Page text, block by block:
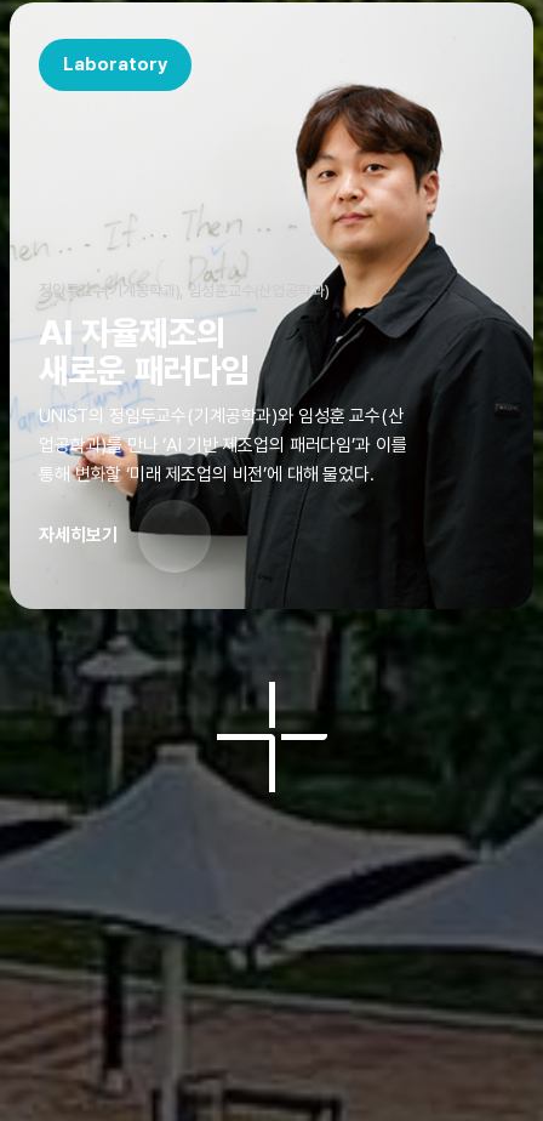
Laboratory
정임두교수(기계공학과), 임성훈교수(산업공학과)
AI 자율제조의
새로운 패러다임
UNIST의 정임두교수(기계공학과)와 임성훈 교수(산
업공학과)를 만나 ‘AI 기반 제조업의 패러다임’과 이를
통해 변화할 ‘미래 제조업의 비전’에 대해 물었다.
자세히보기